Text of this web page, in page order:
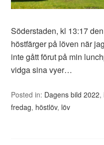
Söderstaden, kl 13:17
höstfärger på löven när
inte gått förut på min
vidga sina vyer…
Posted in: Dagens bild 2022,
fredag, höstlöv, löv